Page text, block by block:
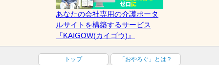
あなたの会社専用の介護ポータ
ルサイトを構築するサービス
『KAIGOW(カイゴウ)』
トップ 「おやろぐ」とは？